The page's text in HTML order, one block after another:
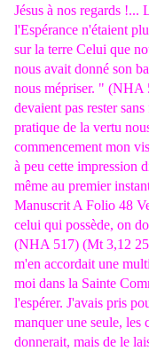
Jésus à nos regards !...
l'Espérance n'étaient
sur la terre Celui que
nous avait donné son
nous mépriser. " (NHA
devaient pas rester
pratique de la vertu
commencement mon
à peu cette impression
même au premier
Manuscrit A Folio 48
celui qui possède, on
(NHA 517) (Mt 3,12
m'en accordait une
moi dans la Sainte
l'espérer. J'avais pris
manquer une seule, les
donnerait, mais de le